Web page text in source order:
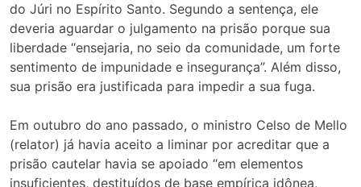
do Júri no Espírito Santo. Segundo a sentença, ele
deveria aguardar o julgamento na prisão porque sua
liberdade “ensejaria, no seio da comunidade, um forte
sentimento de impunidade e insegurança”. Além disso,
sua prisão era justificada para impedir a sua fuga.
Em outubro do ano passado, o ministro Celso de Mello
(relator) já havia aceito a liminar por acreditar que a
prisão cautelar havia se apoiado “em elementos
insuficientes, destituídos de base empírica idônea,